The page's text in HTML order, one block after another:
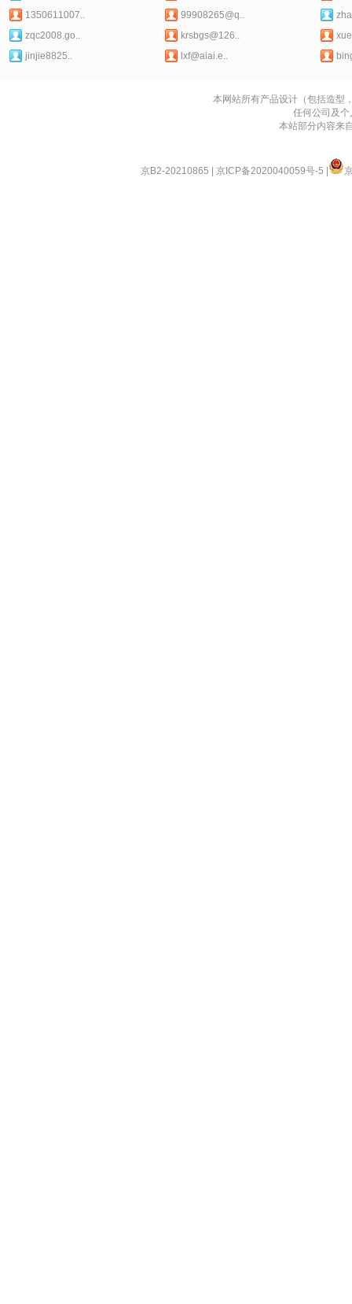
1350611007.. 99908265@q..
zqc2008.go..
krsbgs@126..
jinjie8825..
lxf@aiai.e..
本网站所有产品设计（包括造型
任何公司及
本站部分内容来
京B2-20210865 京ICP备2020040059号-5